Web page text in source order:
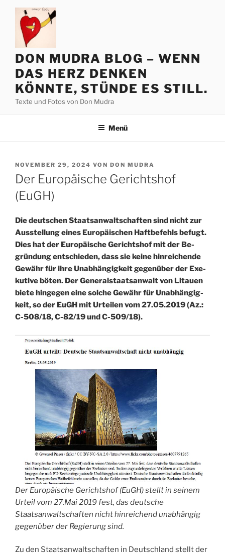
Zum
springen
DON MUDRA BLOG – WENN
DAS HERZ DENKEN
KÖNNTE, STÜNDE ES STILL.
Texte und Fotos von Don Mudra
Menü
VERÖFFENTLICHT
AM
NOVEMBER 29, 2024 VON DON MUDRA
Der Europäische Gerichtshof
(EuGH)
Die deut­schen Staats­an­walt­schaf­ten sind nicht zur
Aus­stel­lung eines Eu­ro­päi­schen Haft­be­fehls be­fugt.
Dies hat der Eu­ro­päi­sche Ge­richts­hof mit der Be­
grün­dung ent­schie­den, dass sie keine hin­rei­chen­de
Ge­währ für ihre Un­ab­hän­gig­keit ge­gen­über der Exe­
ku­ti­ve böten. Der Ge­ne­ral­staats­an­walt von Li­tau­en
biete hin­ge­gen eine sol­che Ge­währ für Un­ab­hän­gig­
keit, so der EuGH mit Ur­tei­len vom 27.05.2019 (Az.:
C-508/18, C-82/19 und C-509/18).
Der Europäische Gerichtshof (EuGH) stellt in seinem
Urteil vom 27.Mai 2019 fest, das deutsche
Staatsanwaltschaften nicht hinreichend unabhängig
gegenüber der Regierung sind.
Zu den Staatsanwaltschaften in Deutschland stellt der